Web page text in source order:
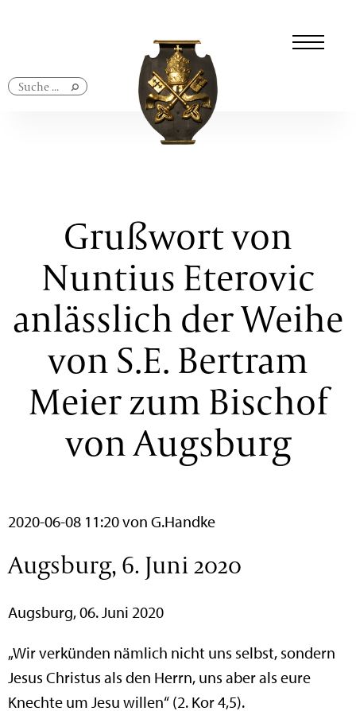
Grußwort von
Nuntius Eterovic
anlässlich der Weihe
von S.E. Bertram
Meier zum Bischof
von Augsburg
2020-06-08 11:20von G.Handke
Augsburg, 6. Juni 2020
Augsburg, 06. Juni 2020
„Wir verkünden nämlich nicht uns selbst, sondern
Jesus Christus als den Herrn, uns aber als eure
Knechte um Jesu willen“ (2. Kor 4,5).